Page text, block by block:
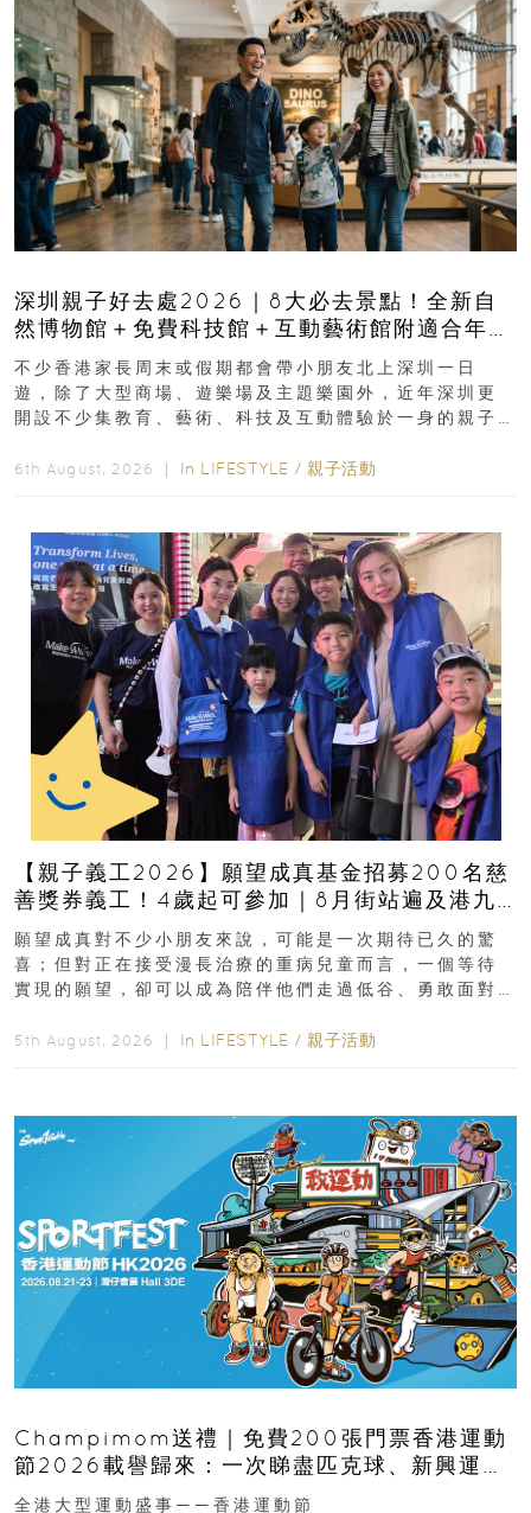
深圳親子好去處2026｜8大必去景點！全新自
然博物館＋免費科技館＋互動藝術館附適合年
齡、交通、門票、開放時間
不少香港家長周末或假期都會帶小朋友北上深圳一日
遊，除了大型商場、遊樂場及主題樂園外，近年深圳更
開設不少集教育、藝術、科技及互動體驗於一身的親子
6th August, 2026 ｜ In LIFESTYLE / 親子活動
【親子義工2026】願望成真基金招募200名慈
善獎券義工！4歲起可參加｜8月街站遍及港九
新界
願望成真對不少小朋友來說，可能是一次期待已久的驚
喜；但對正在接受漫長治療的重病兒童而言，一個等待
實現的願望，卻可以成為陪伴他們走過低谷、勇敢面對
5th August, 2026 ｜ In LIFESTYLE / 親子活動
Champimom送禮｜免費200張門票香港運動
節2026載譽歸來：一次睇盡匹克球、新興運
動、街舞比賽＋逾百運動品牌展覽
全港大型運動盛事——香港運動節